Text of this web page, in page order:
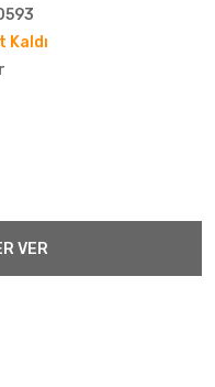
Kaldı
VER